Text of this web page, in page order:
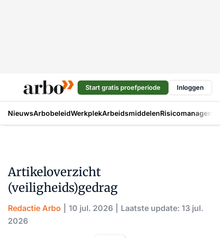
Start gratis proefperiode Inloggen
NieuwsArbobeleidWerkplekArbeidsmiddelen
Artikeloverzicht
(veiligheids)gedrag
Redactie Arbo 10 jul. 2026
Laatste update: 13 jul.
2026